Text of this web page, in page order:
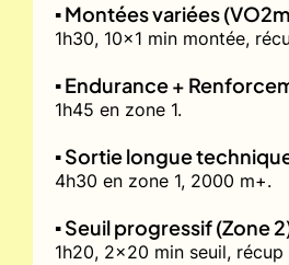
▪️ Montées variées
1h30, 10x1 min montée,
▪️ Endurance +
1h45 en zone 1.
▪️ Sortie longue
4h30 en zone 1, 2000 m+.
▪️ Seuil progressif (Zone
1h20, 2x20 min seuil, récup